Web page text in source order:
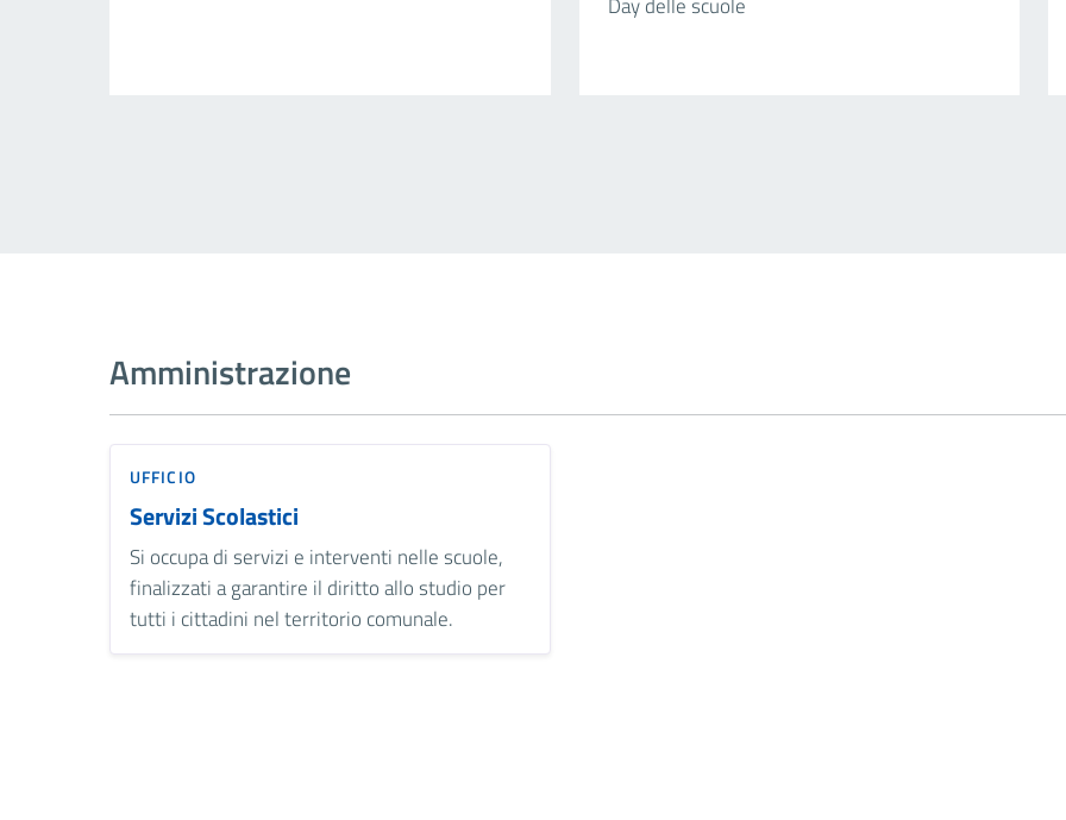
Amministrazione
UFFICIO
Servizi Scolastici
Si occupa di servizi e interventi nelle scuole,
finalizzati a garantire il diritto allo studio per
tutti i cittadini nel territorio comunale.